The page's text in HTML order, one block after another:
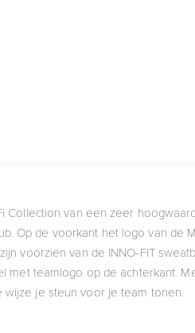
van een zeer
Op de voorkant het logo van de
voorzien van de INNO-FIT
teamlogo op de achterkant.
wijze je steun voor je team tonen.